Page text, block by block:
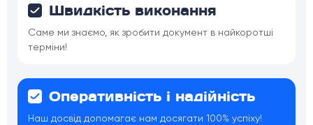
Швидкість виконання
Саме ми знаємо, як зробити документ в найкоротші
терміни!
Оперативність і надійність
Наш досвід допомагає нам досягати 100% успіху!